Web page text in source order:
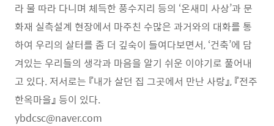
라 물 따라 다니며 체득한 풍수지리 등의 ‘온새미 사상’과 문
화재 실측설계 현장에서 마주친 수많은 과거와의 대화를 통
하여 우리의 살터를 좀 더 깊숙이 들여다보면서, ‘건축’에 담
겨있는 우리들의 생각과 마음을 알기 쉬운 이야기로 풀어내
고 있다. 저서로는 『내가 살던 집 그곳에서 만난 사랑』, 『전주
한옥마을』 등이 있다.
ybdcsc@naver.com